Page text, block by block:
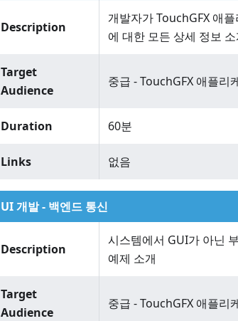
Description
개발자가 TouchGFX 애
에 대한 모든 상세 정보 소
Target
Audience
중급 - TouchGFX 애플리
Duration 60분
Links 없음
UI 개발 - 백엔드 통신
Description
시스템에서 GUI가 아닌
예제 소개
Target
Audience
중급 - TouchGFX 애플리